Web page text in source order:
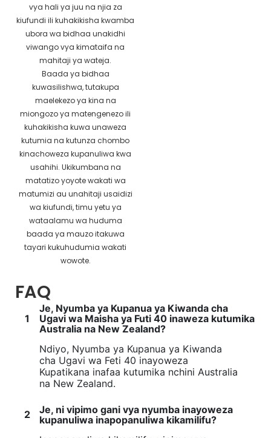
vya hali ya juu na njia za
kiufundi ili kuhakikisha kwamba
ubora wa bidhaa unakidhi
viwango vya kimataifa na
mahitaji ya wateja.
Baada ya bidhaa
kuwasilishwa, tutakupa
maelekezo ya kina na
miongozo ya matengenezo ili
kuhakikisha kuwa unaweza
kutumia na kutunza chombo
kinachoweza kupanuliwa kwa
usahihi. Ukikumbana na
matatizo yoyote wakati wa
matumizi au unahitaji usaidizi
wa kiufundi, timu yetu ya
wataalamu wa huduma
baada ya mauzo itakuwa
tayari kukuhudumia wakati
wowote.
FAQ
1
Je, Nyumba ya Kupanua ya Kiwanda cha
Ugavi wa Maisha ya Futi 40 inaweza kutumika
Australia na New Zealand?
Ndiyo, Nyumba ya Kupanua ya Kiwanda
cha Ugavi wa Feti 40 inayoweza
Kupatikana inafaa kutumika nchini Australia
na New Zealand.
2
Je, ni vipimo gani vya nyumba inayoweza
kupanuliwa inapopanuliwa kikamilifu?